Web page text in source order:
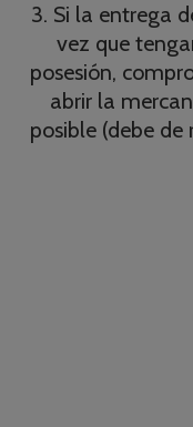
3. Si la entrega
vez que
posesión,
abrir la
posible (debe de